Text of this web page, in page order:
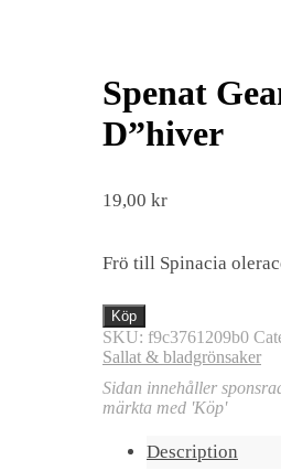
Spenat
D”hiver
19,00 kr
Frö till Spinacia
Köp
SKU: f9c3761209b0
Sallat & bladgrönsaker
Sidan innehåller
märkta med 'Köp'
Description